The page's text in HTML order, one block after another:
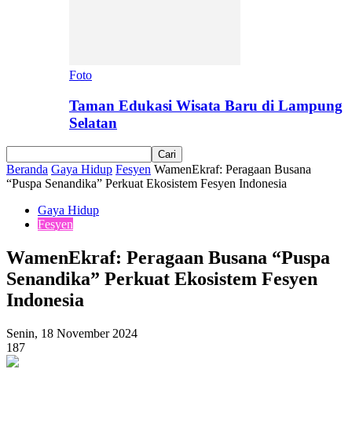
Foto
Taman Edukasi Wisata Baru di Lampung
Selatan
Beranda Gaya Hidup Fesyen WamenEkraf: Peragaan Busana
“Puspa Senandika” Perkuat Ekosistem Fesyen Indonesia
Gaya Hidup
Fesyen
WamenEkraf: Peragaan Busana “Puspa
Senandika” Perkuat Ekosistem Fesyen
Indonesia
Senin, 18 November 2024
187